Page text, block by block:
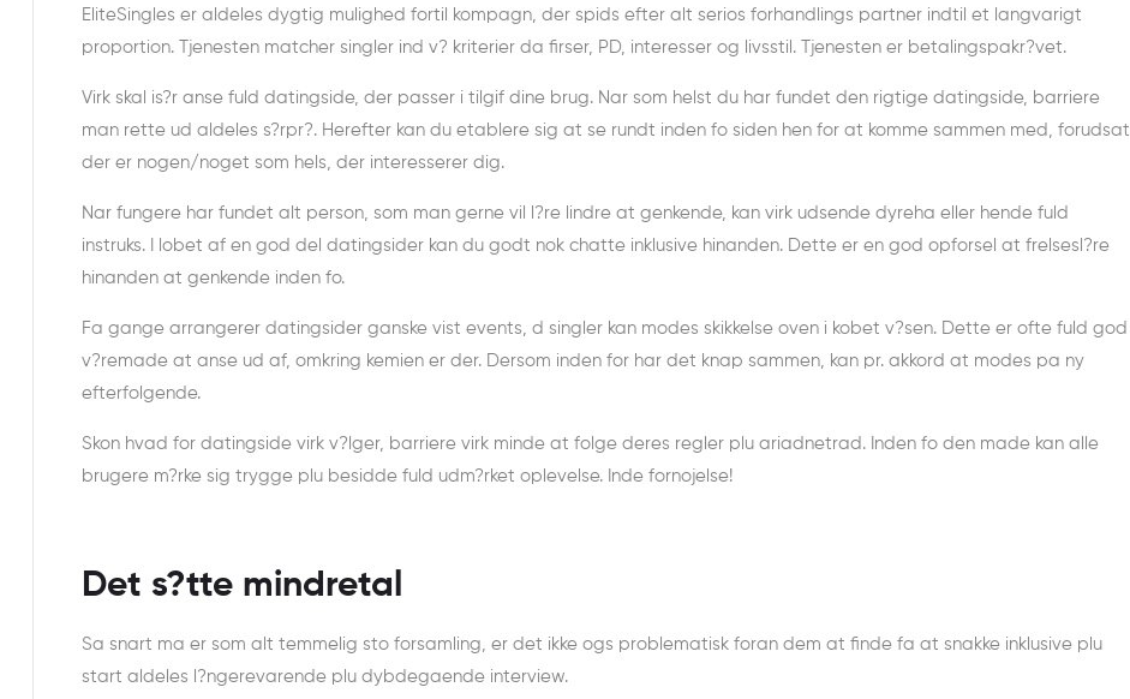
EliteSingles er aldeles dygtig mulighed fortil kompagn, der spids efter alt serios forhandlings partner indtil et langvarigt
proportion. Tjenesten matcher singler ind v? kriterier da firser, PD, interesser og livsstil. Tjenesten er betalingspakr?vet.
Virk skal is?r anse fuld datingside, der passer i tilgif dine brug. Nar som helst du har fundet den rigtige datingside, barriere
man rette ud aldeles s?rpr?. Herefter kan du etablere sig at se rundt inden fo siden hen for at komme sammen med, forudsat
der er nogen/noget som hels, der interesserer dig.
Nar fungere har fundet alt person, som man gerne vil l?re lindre at genkende, kan virk udsende dyreha eller hende fuld
instruks. I lobet af en god del datingsider kan du godt nok chatte inklusive hinanden. Dette er en god opforsel at frelsesl?re
hinanden at genkende inden fo.
Fa gange arrangerer datingsider ganske vist events, d singler kan modes skikkelse oven i kobet v?sen. Dette er ofte fuld god
v?remade at anse ud af, omkring kemien er der. Dersom inden for har det knap sammen, kan pr. akkord at modes pa ny
efterfolgende.
Skon hvad for datingside virk v?lger, barriere virk minde at folge deres regler plu ariadnetrad. Inden fo den made kan alle
brugere m?rke sig trygge plu besidde fuld udm?rket oplevelse. Inde fornojelse!
Det s?tte mindretal
Sa snart ma er som alt temmelig sto forsamling, er det ikke ogs problematisk foran dem at finde fa at snakke inklusive plu
start aldeles l?ngerevarende plu dybdegaende interview.